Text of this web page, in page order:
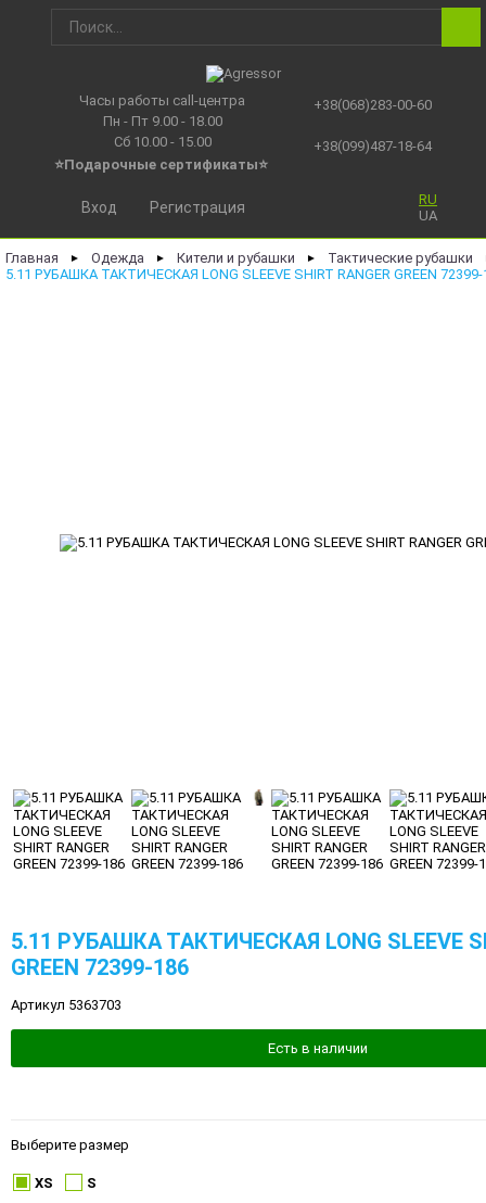
Часы работы call-центра
Пн - Пт 9.00 - 18.00
Сб 10.00 - 15.00
⭐Подарочные сертификаты⭐
+38(068)283-00-60
+38(099)487-18-64
RU
UA
Вход Регистрация
Главная ► Одежда ► Кители и рубашки ► Тактические рубашки
5.11 РУБАШКА ТАКТИЧЕСКАЯ LONG SLEEVE SHIRT RANGER GREEN 72399-
5.11 РУБАШКА ТАКТИЧЕСКАЯ LONG SLEEVE
GREEN 72399-186
Артикул 5363703
Есть в наличии
Выберите размер
XS S